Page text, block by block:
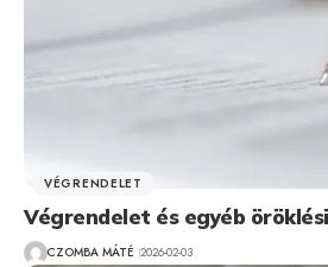
VÉGRENDELET
Végrendelet és egyéb
CZOMBA MÁTÉ 2026-02-03